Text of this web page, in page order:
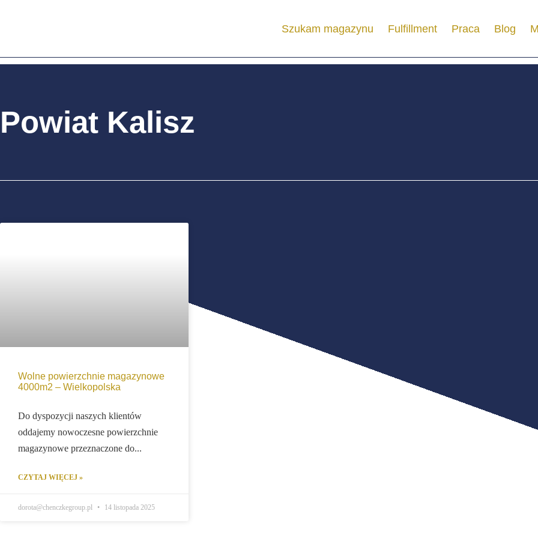
Szukam magazynu Fulfillment Praca Blog
Powiat Kalisz
Wolne powierzchnie magazynowe
4000m2 – Wielkopolska
Do dyspozycji naszych klientów
oddajemy nowoczesne powierzchnie
magazynowe przeznaczone do...
CZYTAJ WIĘCEJ »
dorota@chenczkegroup.pl 14 listopada 2025